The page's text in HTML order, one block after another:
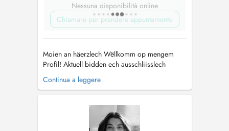
Nessuna disponibilità online
Chiamare per prendere appuntamento
Moien an häerzlech Wëllkomm op mengem
Profil! Aktuell bidden ech ausschliisslech
Videoconsultationen un, déi dir bequeem vun
doheem aus maache kennt. Ech bidden eng
verschiddenen Beräicher, dorënner: -
Suchtproblematiken & Ëmgang mat
Familljemembere ma...
Continua a leggere